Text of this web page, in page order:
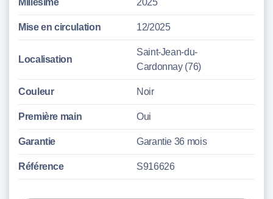
Millésime 2025
Mise en circulation 12/2025
Localisation
Saint-Jean-du-
Cardonnay (76)
Couleur Noir
Première main Oui
Garantie Garantie 36 mois
Référence S916626